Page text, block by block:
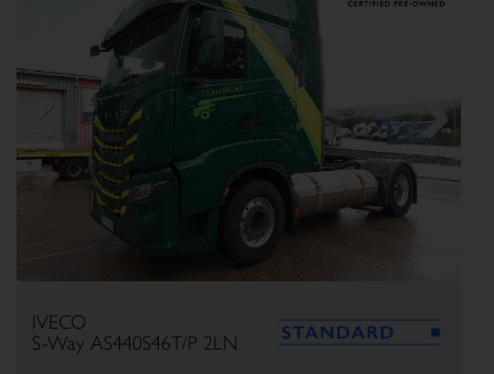
Previous Next
IVECO
S-Way AS440S46T/P 2LN